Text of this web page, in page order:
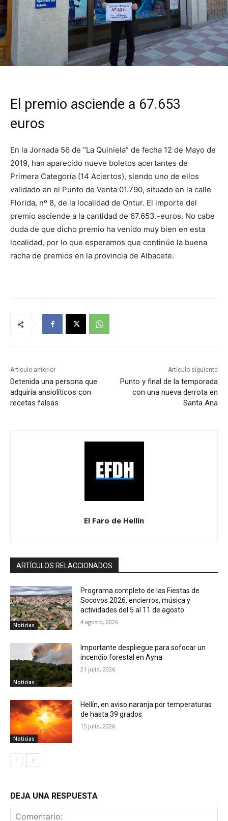
El premio asciende a 67.653
euros
En la Jornada 56 de “La Quiniela” de fecha 12 de Mayo de
2019, han aparecido nueve boletos acertantes de
Primera Categoría (14 Aciertos), siendo uno de ellos
validado en el Punto de Venta 01.790, situado en la calle
Florida, nº 8, de la localidad de Ontur. El importe del
premio asciende a la cantidad de 67.653.-euros. No cabe
duda de que dicho premio ha venido muy bien en esta
localidad, por lo que esperamos que continúe la buena
racha de premios en la provincia de Albacete.
Artículo anterior
Detenida una persona que
adquiría ansiolíticos con
recetas falsas
Artículo siguiente
Punto y final de la temporada
con una nueva derrota en
Santa Ana
El Faro de Hellín
ARTÍCULOS RELACCIONADOS
Noticias
Programa completo de las Fiestas de
Socovos 2026: encierros, música y
actividades del 5 al 11 de agosto
4 agosto, 2026
Noticias
Importante despliegue para sofocar un
incendio forestal en Ayna
21 julio, 2026
Noticias
Hellín, en aviso naranja por temperaturas
de hasta 39 grados
15 julio, 2026
DEJA UNA RESPUESTA